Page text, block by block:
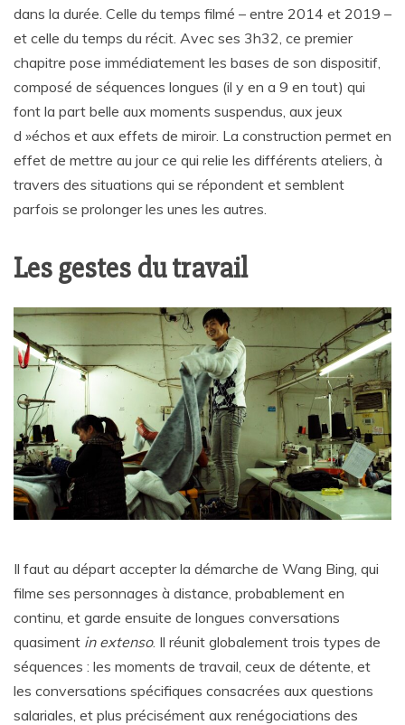
dans la durée. Celle du temps filmé – entre 2014 et 2019 –
et celle du temps du récit. Avec ses 3h32, ce premier
chapitre pose immédiatement les bases de son dispositif,
composé de séquences longues (il y en a 9 en tout) qui
font la part belle aux moments suspendus, aux jeux
d »échos et aux effets de miroir. La construction permet en
effet de mettre au jour ce qui relie les différents ateliers, à
travers des situations qui se répondent et semblent
parfois se prolonger les unes les autres.
Les gestes du travail
Il faut au départ accepter la démarche de Wang Bing, qui
filme ses personnages à distance, probablement en
continu, et garde ensuite de longues conversations
quasiment in extenso. Il réunit globalement trois types de
séquences : les moments de travail, ceux de détente, et
les conversations spécifiques consacrées aux questions
salariales, et plus précisément aux renégociations des